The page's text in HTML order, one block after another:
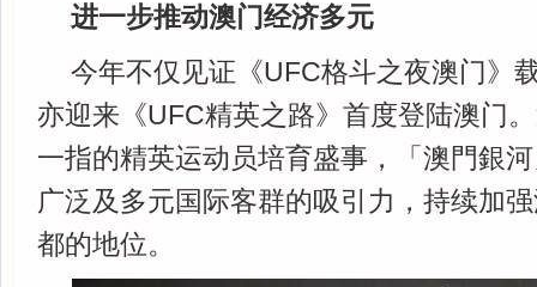
进一步推动澳门经济多元
今年不仅见证《UFC格斗之夜澳门》
亦迎来《UFC精英之路》首度登陆澳门
一指的精英运动员培育盛事，「澳門銀
广泛及多元国际客群的吸引力，持续加
都的地位。